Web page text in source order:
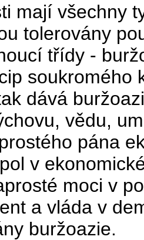
mají všechny
tolerovány
třídy -
soukromého
dává
vědu,
pána
v
moci v
a vláda v
buržoazie.